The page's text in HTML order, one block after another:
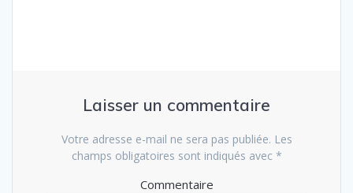
Laisser un commentaire
Votre adresse e-mail ne sera pas publiée. Les
champs obligatoires sont indiqués avec *
Commentaire